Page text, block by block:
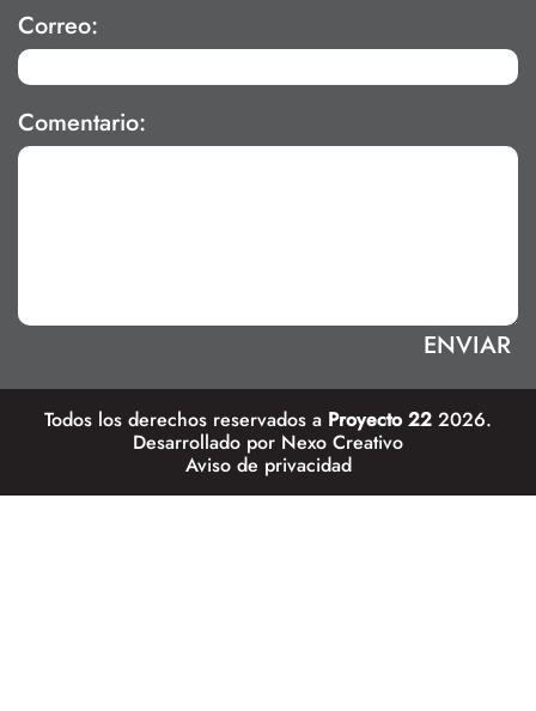
Correo:
Comentario:
Todos los derechos reservados a Proyecto 22 2026.
Desarrollado por Nexo Creativo
Aviso de privacidad